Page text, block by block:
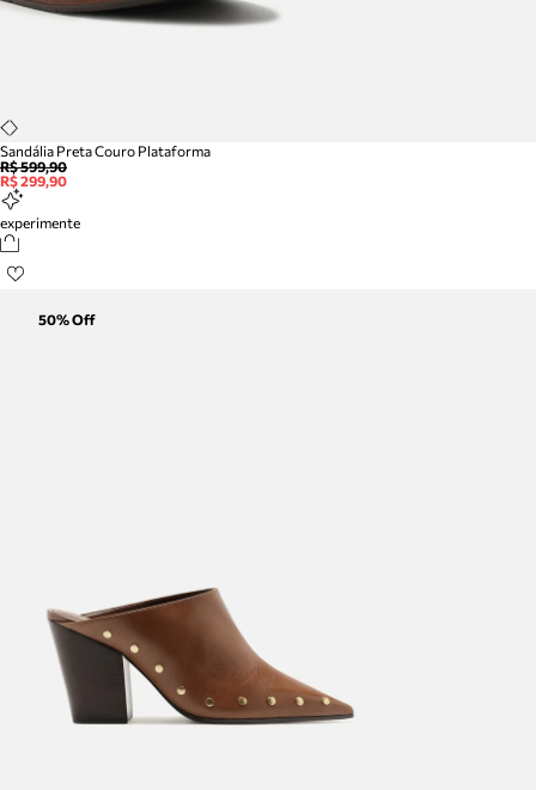
Sandália Preta Couro Plataforma
R$ 599,90
R$ 299,90
experimente
50% Off